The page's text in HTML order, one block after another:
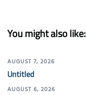
You might also like:
AUGUST 7, 2026
Untitled
AUGUST 6, 2026